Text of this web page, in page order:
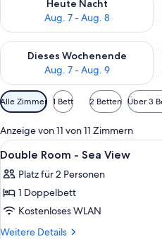
Heute Nacht
Aug. 7 - Aug. 8
Dieses Wochenende
Aug. 7 - Aug. 9
Überprüfe die Verfügbarkeit
Verfügbare
Filter
für
Zimmer
Alle Zimmer 1 Bett 2 Betten Über 3
Anzeige von 11 von 11 Zimmern
Alle
Fotos
für
Double
Room
-
13
Double Room - Sea View
Platz für 2 Personen
1 Doppelbett
Kostenloses WLAN
Weitere Details
Weitere